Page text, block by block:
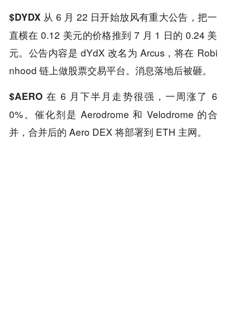
$DYDX 从 6 月 22 日开始放风有重大公告，把一
直横在 0.12 美元的价格推到 7 月 1 日的 0.24 美
元。公告内容是 dYdX 改名为 Arcus，将在 Robi
nhood 链上做股票交易平台。消息落地后被砸。
$AERO 在 6 月下半月走势很强，一周涨了 6
0%。催化剂是 Aerodrome 和 Velodrome 的合
并，合并后的 Aero DEX 将部署到 ETH 主网。